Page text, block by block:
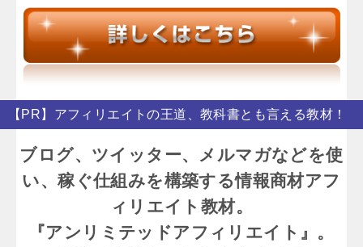
【PR】アフィリエイトの王道、教科書とも言える教材！
ブログ、ツイッター、メルマガなどを使
い、稼ぐ仕組みを構築する情報商材アフ
ィリエイト教材。
『アンリミテッドアフィリエイト』。